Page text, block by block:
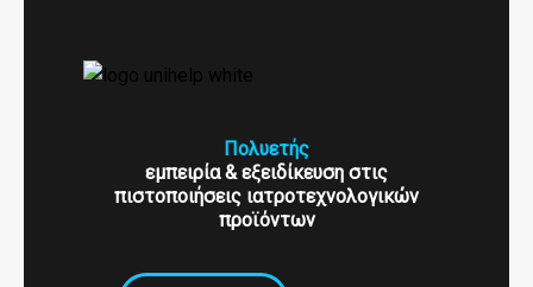
Πολυετής
εμπειρία & εξειδίκευση στις
πιστοποιήσεις ιατροτεχνολογικών
προϊόντων